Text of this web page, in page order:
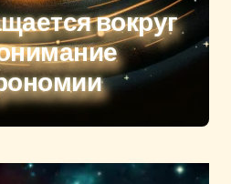
вокруг